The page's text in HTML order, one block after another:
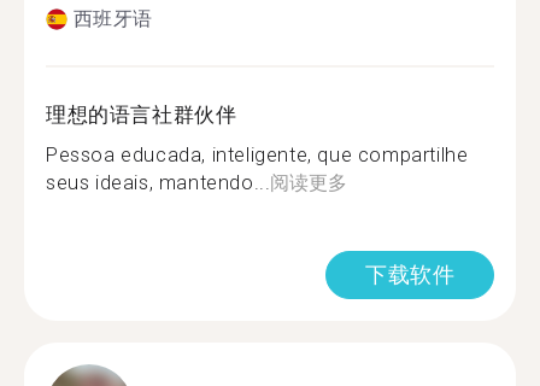
西班牙语
理想的语言社群伙伴
Pessoa educada, inteligente, que compartilhe
seus ideais, mantendo...阅读更多
下载软件